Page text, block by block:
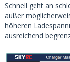
Schnell geht an
außer
höheren
ausreichend